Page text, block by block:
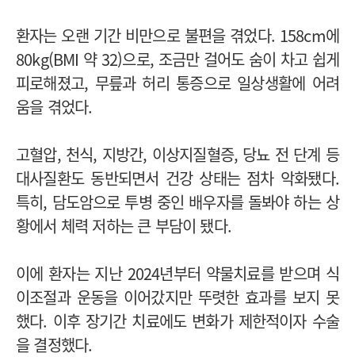
환자는 오랜 기간 비만으로 불편을 겪었다. 158cm에
80kg(BMI 약 32)으로, 조금만 걸어도 숨이 차고 쉽게
피로해졌고, 무릎과 허리 통증으로 일상생활에 어려
움을 겪었다.
고혈압, 천식, 지방간, 이상지질혈증, 당뇨 전 단계 등
대사질환도 동반되면서 건강 상태는 점차 악화됐다.
특히, 담도암으로 투병 중인 배우자를 돌봐야 하는 상
황에서 체력 저하는 큰 부담이 됐다.
이에 환자는 지난 2024년부터 약물치료를 받으며 식
이조절과 운동을 이어갔지만 뚜렷한 효과를 보지 못
했다. 이후 장기간 치료에도 변화가 제한적이자 수술
을 결정했다.